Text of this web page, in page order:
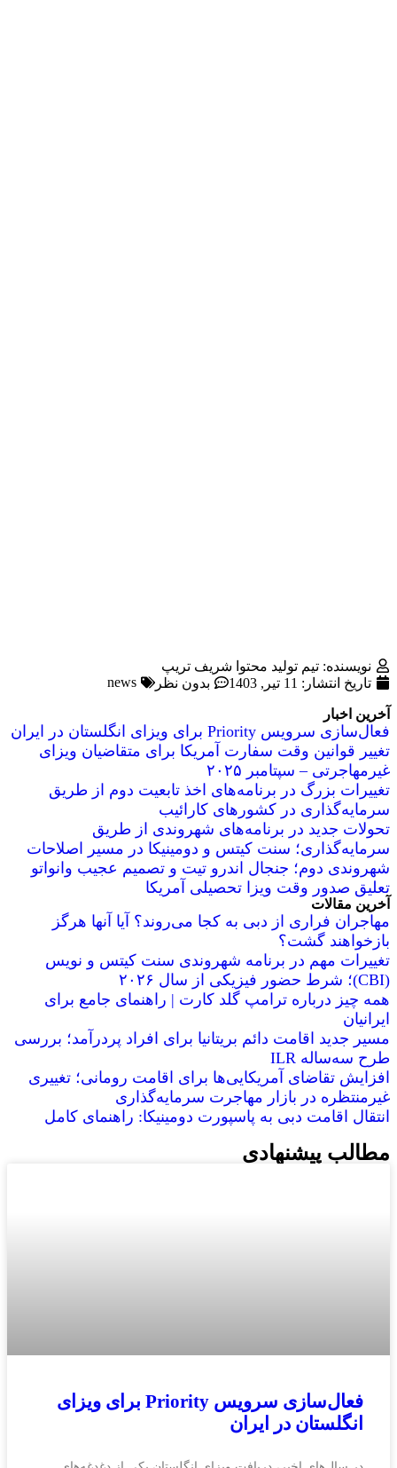
نویسنده: تیم تولید محتوا شریف تریپ
تاریخ انتشار: 11 تیر, 1403 بدون نظر news
آخرین اخبار
فعال‌سازی سرویس Priority برای ویزای انگلستان در ایران
تغییر قوانین وقت سفارت آمریکا برای متقاضیان ویزای
غیرمهاجرتی – سپتامبر ۲۰۲۵
تغییرات بزرگ در برنامه‌های اخذ تابعیت دوم از طریق
سرمایه‌گذاری در کشورهای کارائیب
تحولات جدید در برنامه‌های شهروندی از طریق
سرمایه‌گذاری؛ سنت کیتس و دومینیکا در مسیر اصلاحات
شهروندی دوم؛ جنجال اندرو تیت و تصمیم عجیب وانواتو
تعلیق صدور وقت ویزا تحصیلی آمریکا
آخرین مقالات
مهاجران فراری از دبی به کجا می‌روند؟ آیا آنها هرگز
بازخواهند گشت؟
تغییرات مهم در برنامه شهروندی سنت کیتس و نویس
(CBI)؛ شرط حضور فیزیکی از سال ۲۰۲۶
همه چیز درباره ترامپ گلد کارت | راهنمای جامع برای
ایرانیان
مسیر جدید اقامت دائم بریتانیا برای افراد پردرآمد؛ بررسی
طرح سه‌ساله ILR
افزایش تقاضای آمریکایی‌ها برای اقامت رومانی؛ تغییری
غیرمنتظره در بازار مهاجرت سرمایه‌گذاری
انتقال اقامت دبی به پاسپورت دومینیکا: راهنمای کامل
مطالب پیشنهادی
فعال‌سازی سرویس Priority برای ویزای
انگلستان در ایران